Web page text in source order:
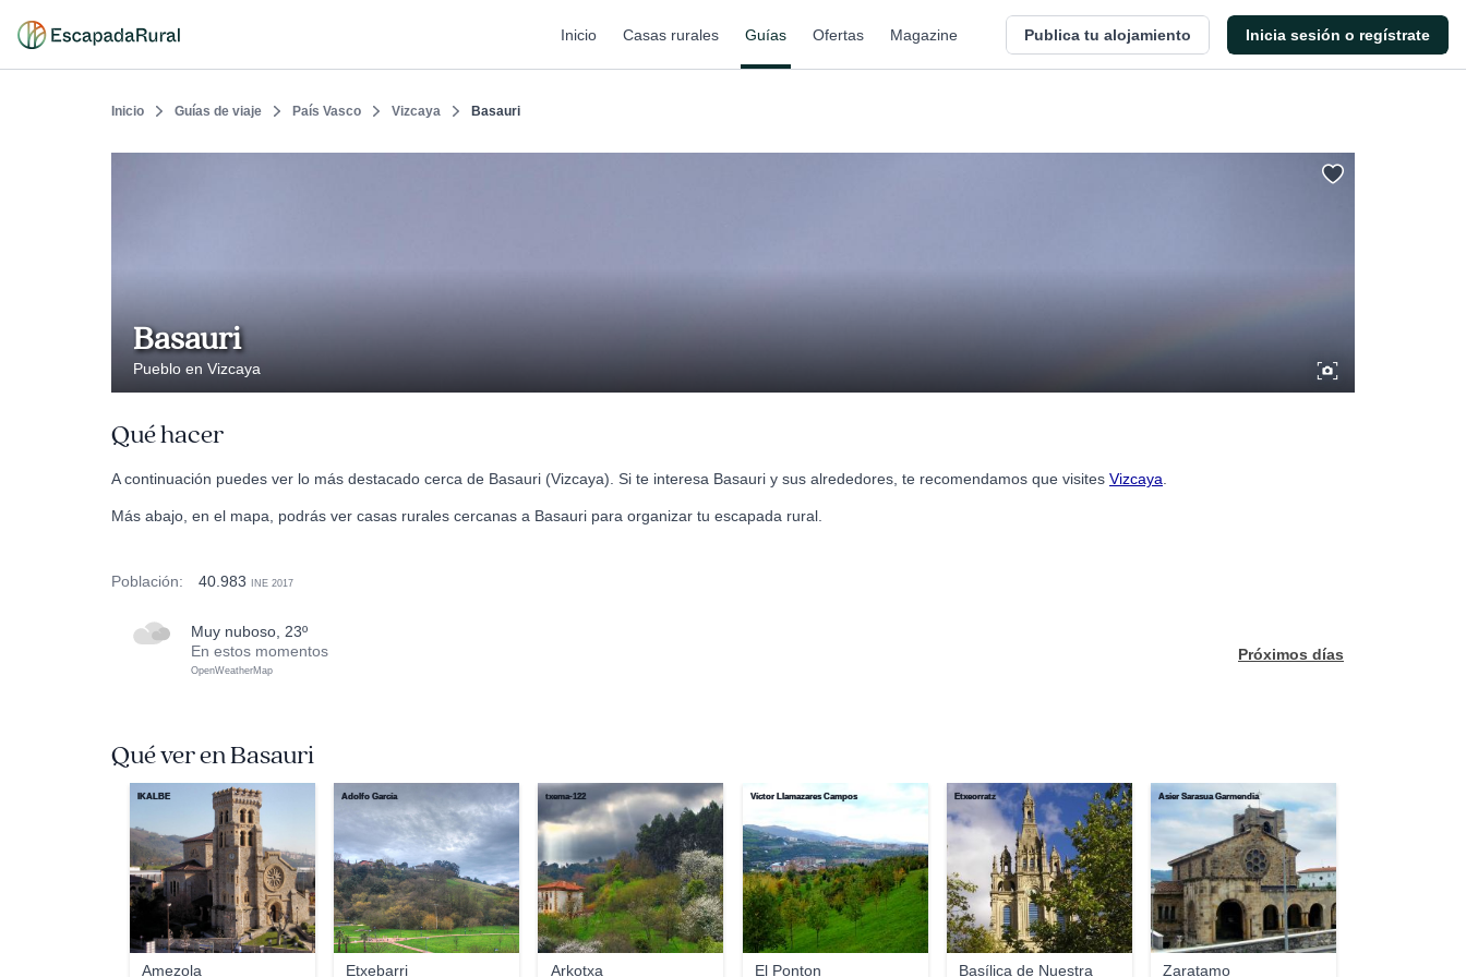
Inicio Casas rurales Guías Ofertas Magazine Publica tu alojamiento Inicia sesión o regístrate
Inicio Guías de viaje País Vasco Vizcaya Basauri
Basauri
Pueblo en Vizcaya
Qué hacer
A continuación puedes ver lo más destacado cerca de Basauri (Vizcaya). Si te interesa Basauri y sus alrededores, te recomendamos que visites Vizcaya
Más abajo, en el mapa, podrás ver casas rurales cercanas a Basauri para organizar tu escapada rural.
Población: 40.983 INE 2017
muy nuboso, 23º
En estos momentos
OpenWeatherMap
Próximos días
Qué ver en Basauri
Amezola
IKALBE
Etxebarri
Adolfo García
Arkotxa
txema-122
El Ponton
Víctor Llamazares Campos
Basílica de Nuestra
Etxeorratz
Zaratamo
Asier Sarasua Garmendia